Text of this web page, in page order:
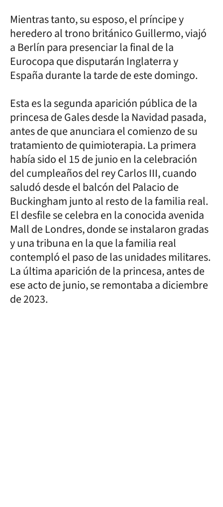
Mientras tanto, su esposo, el príncipe y
heredero al trono británico Guillermo, viajó
a Berlín para presenciar la final de la
Eurocopa que disputarán Inglaterra y
España durante la tarde de este domingo.
Esta es la segunda aparición pública de la
princesa de Gales desde la Navidad pasada,
antes de que anunciara el comienzo de su
tratamiento de quimioterapia. La primera
había sido el 15 de junio en la celebración
del cumpleaños del rey Carlos III, cuando
saludó desde el balcón del Palacio de
Buckingham junto al resto de la familia real.
El desfile se celebra en la conocida avenida
Mall de Londres, donde se instalaron gradas
y una tribuna en la que la familia real
contempló el paso de las unidades militares.
La última aparición de la princesa, antes de
ese acto de junio, se remontaba a diciembre
de 2023.